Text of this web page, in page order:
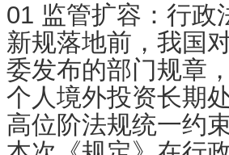
01 监管扩容：行政
新规落地前，我国
委发布的部门规章
个人境外投资长期
高位阶法规统一约束